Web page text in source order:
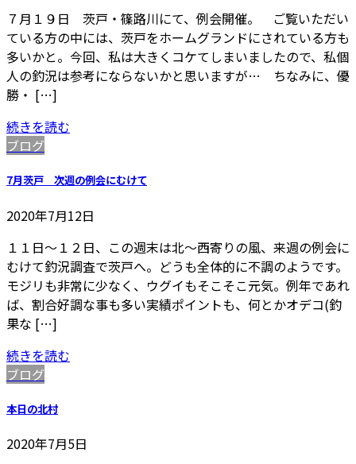
７月１９日 茨戸・篠路川にて、例会開催。 ご覧いただい
ている方の中には、茨戸をホームグランドにされている方も
多いかと。今回、私は大きくコケてしまいましたので、私個
人の釣況は参考にならないかと思いますが… ちなみに、優
勝・ […]
続きを読む
ブログ
7月茨戸 次週の例会にむけて
2020年7月12日
１１日～１２日、この週末は北～西寄りの風、来週の例会に
むけて釣況調査で茨戸へ。どうも全体的に不調のようです。
モジリも非常に少なく、ウグイもそこそこ元気。例年であれ
ば、割合好調な事も多い実績ポイントも、何とかオデコ(釣
果な […]
続きを読む
ブログ
本日の北村
2020年7月5日